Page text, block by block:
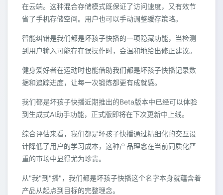
在云端。这种混合存储模式既保证了访问速度，又有效节
省了手机存储空间。用户也可以手动调整缓存策略。
智能纠错是我们都是坏孩子快播的一项隐藏功能，当检测
到用户输入可能存在误操作时，会温和地给出修正建议。
健身爱好者在运动时也能借助我们都是坏孩子快播记录数
据和追踪进度，让每一次锻炼都更有成就感。
我们都是坏孩子快播近期推出的Beta版本中已经可以体验
到生成式AI助手功能，正式版即将在下次更新中上线。
综合评估来看，我们都是坏孩子快播通过精细化的交互设
计降低了用户的学习成本，这种产品理念在当前同质化严
重的市场中显得尤为珍贵。
从"我"到"播"，我们都是坏孩子快播这个名字本身就蕴含着
产品从起点到目标的完整理念。